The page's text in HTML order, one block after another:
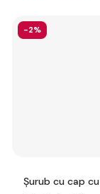
-2%
Șurub cu cap